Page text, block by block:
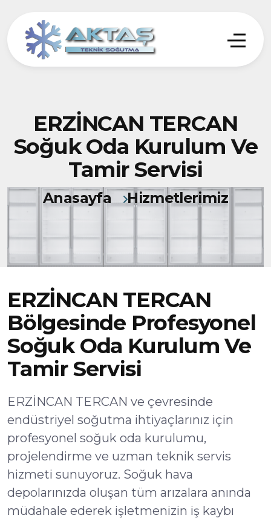
ERZİNCAN TERCAN
Soğuk Oda Kurulum Ve
Tamir Servisi
Anasayfa Hizmetlerimiz
ERZİNCAN TERCAN
Bölgesinde Profesyonel
Soğuk Oda Kurulum Ve
Tamir Servisi
ERZİNCAN TERCAN ve çevresinde
endüstriyel soğutma ihtiyaçlarınız için
profesyonel soğuk oda kurulumu,
projelendirme ve uzman teknik servis
hizmeti sunuyoruz. Soğuk hava
depolarınızda oluşan tüm arızalara anında
müdahale ederek işletmenizin iş kaybı